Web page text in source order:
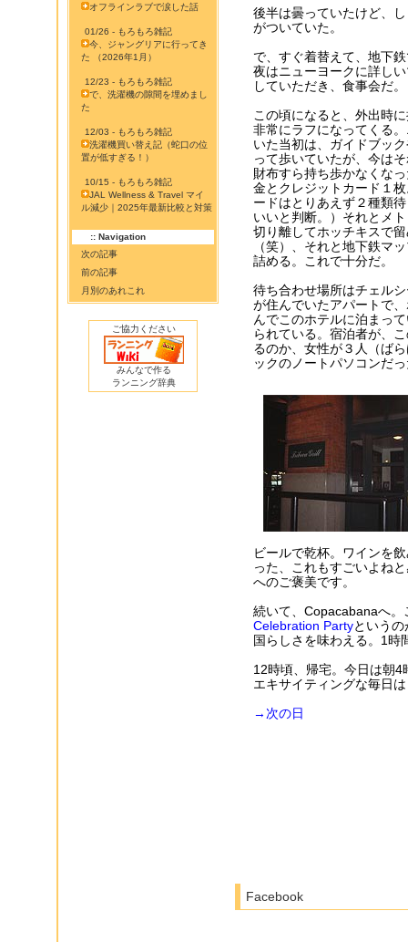
オフラインラブで涙した話
01/26 - もろもろ雑記
今、ジャングリアに行ってき
た （2026年1月）
12/23 - もろもろ雑記
で、洗濯機の隙間を埋めまし
た
12/03 - もろもろ雑記
洗濯機買い替え記（蛇口の位
置が低すぎる！）
10/15 - もろもろ雑記
JAL Wellness & Travel マイ
ル減少｜2025年最新比較と対策
:: Navigation
次の記事
前の記事
月別のあれこれ
ご協力ください
みんなで作る
ランニング辞典
後半は曇っていたけど、
がついていた。
で、すぐ着替えて、地下
夜はニューヨークに詳し
していただき、食事会だ。
この頃になると、外出時
非常にラフになってくる
いた当初は、ガイドブッ
って歩いていたが、今は
財布すら持ち歩かなくな
金とクレジットカード１
ードはとりあえず２種類
いいと判断。）それとメ
切り離してホッチキスで
（笑）、それと地下鉄マ
詰める。これで十分だ。
待ち合わせ場所はチェル
が住んでいたアパートで
んでこのホテルに泊まっ
られている。宿泊者が、
るのか、女性が３人（ば
ックのノートパソコンだ
ビールで乾杯。ワインを
った、これもすごいよね
へのご褒美です。
続いて、Copacabanaへ。
Celebration Partyという
国らしさを味わえる。1時
12時頃、帰宅。今日は朝
エキサイティングな毎日
→次の日
Facebook